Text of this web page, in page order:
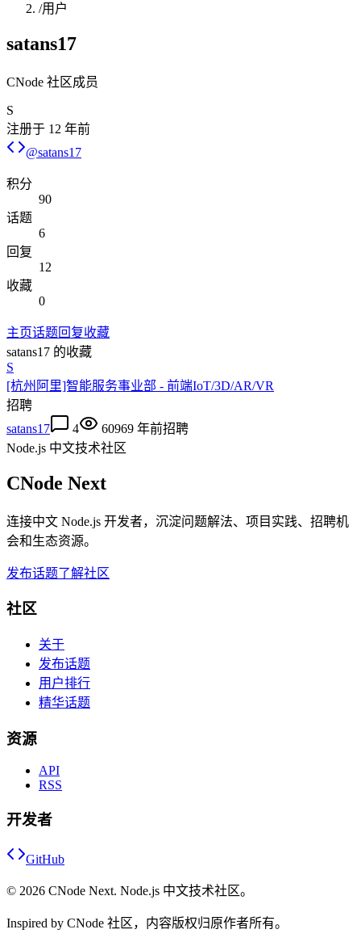
/用户
satans17
CNode 社区成员
S
注册于 12 年前
@satans17
积分
90
话题
6
回复
12
收藏
0
主页话题回复收藏
satans17 的收藏
S
[杭州阿里]智能服务事业部 - 前端IoT/3D/AR/VR
招聘
satans17
4 60969 年前招聘
Node.js 中文技术社区
CNode Next
连接中文 Node.js 开发者，沉淀问题解法、项目实践、招聘机
会和生态资源。
发布话题了解社区
社区
关于
发布话题
用户排行
精华话题
资源
API
RSS
开发者
GitHub
© 2026 CNode Next. Node.js 中文技术社区。
Inspired by CNode 社区，内容版权归原作者所有。